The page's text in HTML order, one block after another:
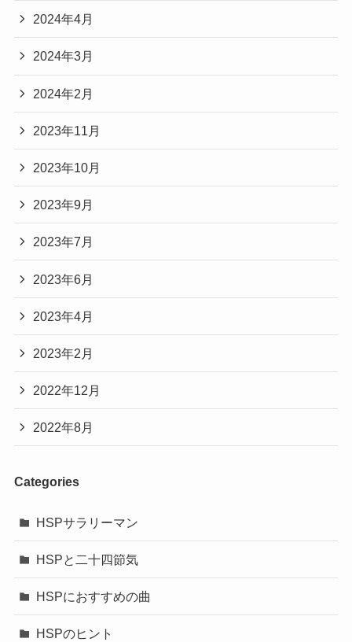
2024年4月
2024年3月
2024年2月
2023年11月
2023年10月
2023年9月
2023年7月
2023年6月
2023年4月
2023年2月
2022年12月
2022年8月
Categories
HSPサラリーマン
HSPと二十四節気
HSPにおすすめの曲
HSPのヒント